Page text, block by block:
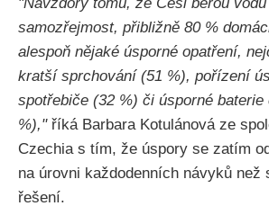
samozřejmost, přibližně 80 %
alespoň nějaké úsporné opatření,
kratší sprchování (51 %), pořízení
spotřebiče (32 %) či úsporné baterie
%)," říká Barbara Kotulánová ze
Czechia s tím, že úspory se zatím
na úrovni každodenních návyků než
řešení.